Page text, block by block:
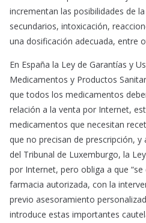
incrementan las posibilidades de
secundarios, intoxicación,
una dosificación adecuada, entre
En España la Ley de Garantías y
Medicamentos y Productos
que todos los medicamentos
relación a la venta por Internet,
medicamentos que necesitan
que no precisan de prescripción,
del Tribunal de Luxemburgo, la
por Internet, pero obliga a que
farmacia autorizada, con la
previo asesoramiento
introduce estas importantes